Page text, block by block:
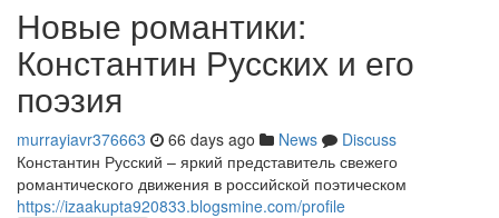
Новые романтики:
Константин Русских и его
поэзия
murrayiavr376663 66 days ago News
Discuss
Константин Русский – яркий представитель свежего
романтического движения в российской поэтическом
https://izaakupta920833.blogsmine.com/profile